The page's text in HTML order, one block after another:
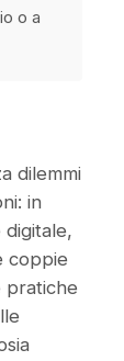
o a
dilemmi
in
digitale,
coppie
pratiche